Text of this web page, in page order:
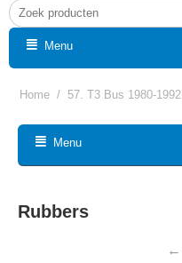
Menu
Home / 57. T3 Bus 1980-1992
Menu
Rubbers